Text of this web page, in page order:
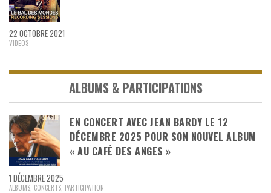
22 OCTOBRE 2021
VIDEOS
ALBUMS & PARTICIPATIONS
EN CONCERT AVEC JEAN BARDY LE 12
DÉCEMBRE 2025 POUR SON NOUVEL ALBUM
« AU CAFÉ DES ANGES »
1 DÉCEMBRE 2025
ALBUMS CONCERTS PARTICIPATION